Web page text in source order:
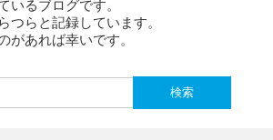
いるブログです。
つらと記録しています。
があれば幸いです。